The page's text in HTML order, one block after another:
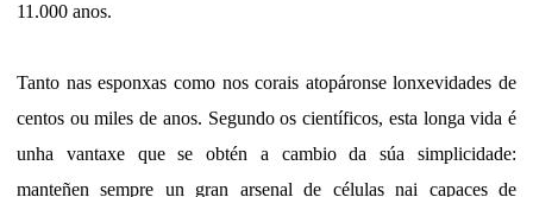
11.000 anos.
Tanto nas esponxas como nos corais atopáronse lonxevidades de
centos ou miles de anos. Segundo os científicos, esta longa vida é
unha vantaxe que se obtén a cambio da súa simplicidade:
manteñen sempre un gran arsenal de células nai capaces de